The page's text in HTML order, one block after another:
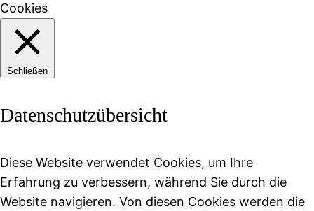
Cookies
Schließen
Datenschutzübersicht
Diese Website verwendet Cookies, um Ihre
Erfahrung zu verbessern, während Sie durch die
Website navigieren. Von diesen Cookies werden die